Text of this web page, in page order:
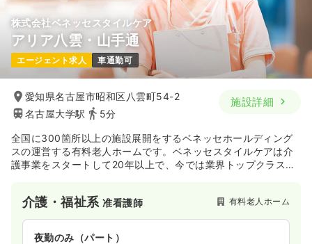
株式会社ベネッセスタイルケア
アリア八雲・山手通
エージェント求人 車通勤可
愛知県名古屋市昭和区八雲町54-2
名古屋大学駅
5分
施設詳細
全国に300箇所以上の施設展開をするベネッセホールディング
スの運営する有料老人ホームです。ベネッセスタイルケアは介
護事業をスタートして20年以上で、今では業界トップクラスの
『くらら』『グラニー』『グランダ』『アリア』『ここち』の6
シリーズの有料老人ホームを展開しています。ご利用者さまの
「自分らしさ」を尊重し、施設運営を行っています。
介護・福祉系准看護師 有料老人ホーム
夜勤のみ（パート）